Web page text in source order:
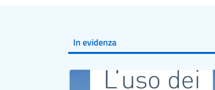
In evidenza